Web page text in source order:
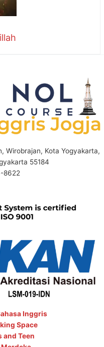
Wirobrajan, Kota Yogyakarta,
55184
8622
Inggris
Space
and Teen